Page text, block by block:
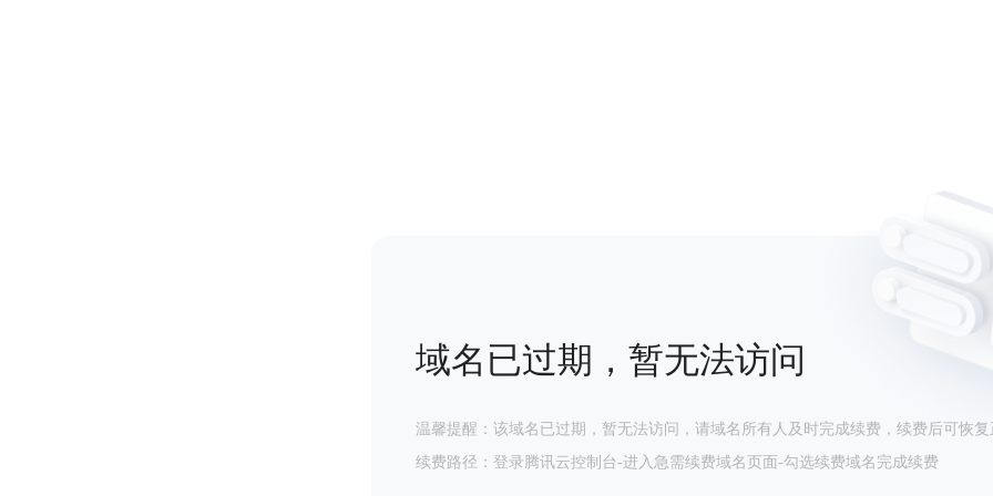
域名已过期，暂无法访问
温馨提醒：该域名已过期，暂无法访问，请域名所有人及时完成续费，续费后可恢复
续费路径：登录腾讯云控制台-进入急需续费域名页面-勾选续费域名完成续费